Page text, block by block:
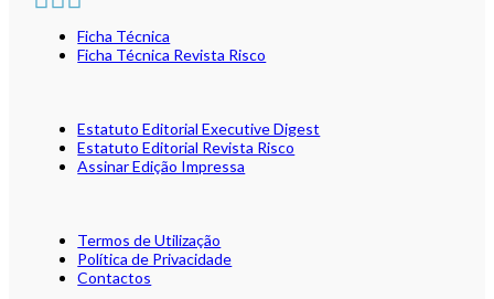
Ficha Técnica
Ficha Técnica Revista Risco
Estatuto Editorial Executive Digest
Estatuto Editorial Revista Risco
Assinar Edição Impressa
Termos de Utilização
Política de Privacidade
Contactos